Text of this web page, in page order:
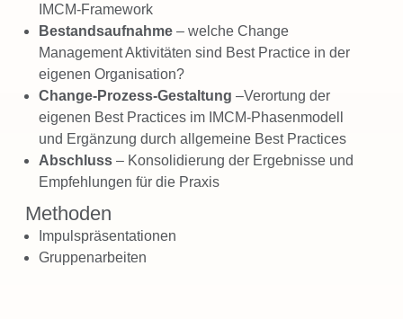
IMCM-Framework
Bestandsaufnahme – welche Change
Management Aktivitäten sind Best Practice in der
eigenen Organisation?
Change-Prozess-Gestaltung –Verortung der
eigenen Best Practices im IMCM-Phasenmodell
und Ergänzung durch allgemeine Best Practices
Abschluss – Konsolidierung der Ergebnisse und
Empfehlungen für die Praxis
Methoden
Impulspräsentationen
Gruppenarbeiten